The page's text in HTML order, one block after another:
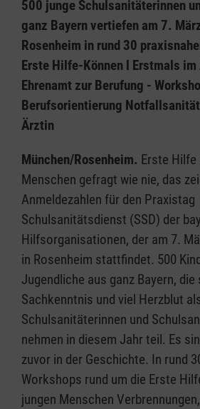
500 junge Schulsanitäterinnen
ganz Bayern vertiefen am 7.
Rosenheim in rund 30
Erste Hilfe-Können l Erstmals im
Ehrenamt zur Berufung -
Berufsorientierung
Ärztin
München/Rosenheim. Erste Hilfe
Menschen gefragt wie nie, das
Anmeldezahlen für den Praxistag
Schulsanitätsdienst (SSD) der
Hilfsorganisationen, der am 7.
in Rosenheim stattfindet. 500
Jugendliche aus ganz Bayern,
Sachkenntnis und viel Herzblut
Schulsanitäterinnen und
nehmen in diesem Jahr teil. Es
zuvor in der Geschichte. In rund
Workshops rund um die Erste
jungen Menschen